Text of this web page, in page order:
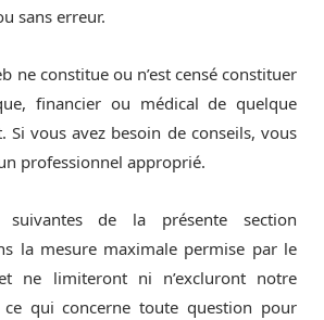
sans erreur.
ne constitue ou n’est censé constituer
financier ou médical de quelque
Si vous avez besoin de conseils, vous
professionnel approprié.
suivantes de la présente section
la mesure maximale permise par le
ne limiteront ni n’excluront notre
ce qui concerne toute question pour